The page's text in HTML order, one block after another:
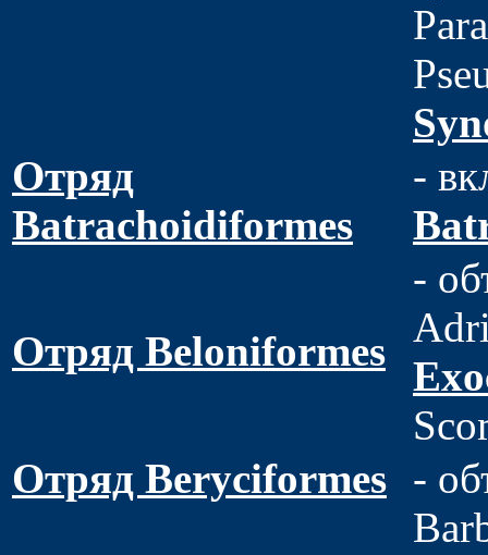
Отряд
Batrachoidiformes
-
Отряд Beloniformes
-
Отряд Beryciformes -